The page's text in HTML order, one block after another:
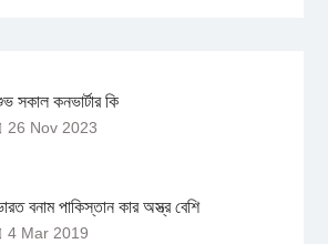
সকাল কনভার্টার কি
26 Nov 2023
বনাম পাকিস্তান কার অস্ত্র বেশি
4 Mar 2019